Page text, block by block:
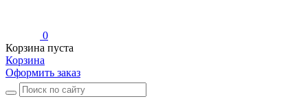
0
Корзина пуста
Корзина
Оформить заказ